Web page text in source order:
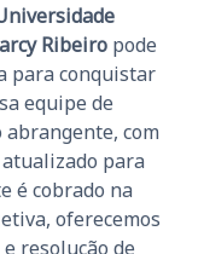
Ribeiro pode
para conquistar
equipe de
com
para
é cobrado na
oferecemos
resolução de